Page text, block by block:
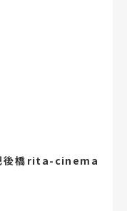
後橋rita-cinema